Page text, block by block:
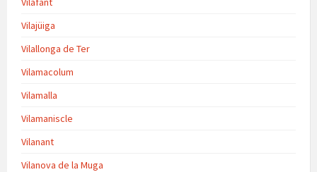
Vilajüiga
Vilallonga de Ter
Vilamacolum
Vilamalla
Vilamaniscle
Vilanant
Vilanova de la Muga